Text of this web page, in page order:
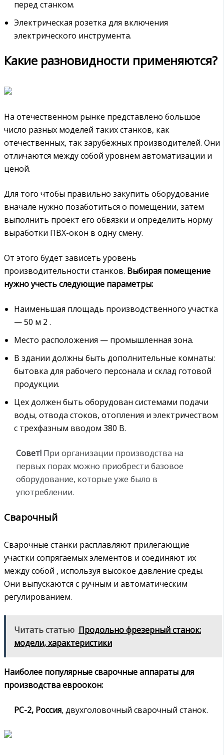
перед станком.
Электрическая розетка для включения
электрического инструмента.
Какие разновидности применяются?
На отечественном рынке представлено большое
число разных моделей таких станков, как
отечественных, так зарубежных производителей. Они
отличаются между собой уровнем автоматизации и
ценой.
Для того чтобы правильно закупить оборудование
вначале нужно позаботиться о помещении, затем
выполнить проект его обвязки и определить норму
выработки ПВХ-окон в одну смену.
От этого будет зависеть уровень
производительности станков. Выбирая помещение
нужно учесть следующие параметры:
Наименьшая площадь производственного участка
— 50 м 2 .
Место расположения — промышленная зона.
В здании должны быть дополнительные комнаты:
бытовка для рабочего персонала и склад готовой
продукции.
Цех должен быть оборудован системами подачи
воды, отвода стоков, отопления и электричеством
с трехфазным вводом 380 В.
Совет! При организации производства на
первых порах можно приобрести базовое
оборудование, которые уже было в
употреблении.
Сварочный
Сварочные станки расплавляют прилегающие
участки сопрягаемых элементов и соединяют их
между собой , используя высокое давление среды.
Они выпускаются с ручным и автоматическим
регулированием.
Читать статью Продольно фрезерный станок:
модели, характеристики
Наиболее популярные сварочные аппараты для
производства евроокон:
РС-2, Россия, двухголовочный сварочный станок.